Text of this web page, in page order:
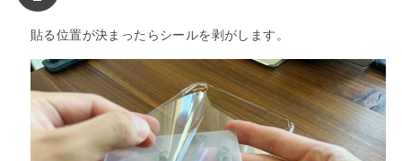
貼る位置が決まったらシールを剥がします。